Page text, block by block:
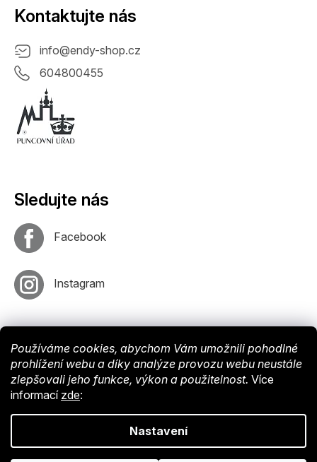
Používáme cookies, abychom Vám umožnili pohodlné
prohlížení webu a díky analýze provozu webu neustále
zlepšovali jeho funkce, výkon a použitelnost. Více
informací zde:
Nastavení
Kontaktujte nás
info@endy-shop.cz
604800455
Sledujte nás
Facebook
Instagram
Shoptet. Nastavil týmEshopyUmíme. Design byVokr